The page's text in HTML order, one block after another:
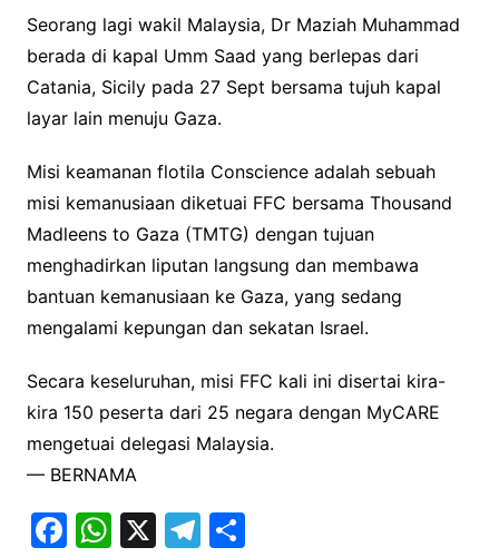
Seorang lagi wakil Malaysia, Dr Maziah Muhammad
berada di kapal Umm Saad yang berlepas dari
Catania, Sicily pada 27 Sept bersama tujuh kapal
layar lain menuju Gaza.
Misi keamanan flotila Conscience adalah sebuah
misi kemanusiaan diketuai FFC bersama Thousand
Madleens to Gaza (TMTG) dengan tujuan
menghadirkan liputan langsung dan membawa
bantuan kemanusiaan ke Gaza, yang sedang
mengalami kepungan dan sekatan Israel.
Secara keseluruhan, misi FFC kali ini disertai kira-
kira 150 peserta dari 25 negara dengan MyCARE
mengetuai delegasi Malaysia.
— BERNAMA
F W X T S